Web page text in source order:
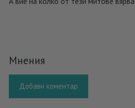
Мнения
Добави коментар